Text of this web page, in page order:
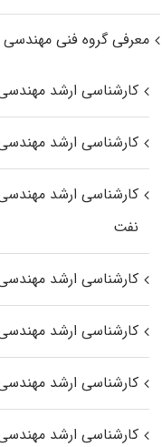
معرفی گروه فنی مهندسی
کارشناسی ارشد
کارشناسی ارشد
کارشناسی ارشد
نفت
کارشناسی ارشد
کارشناسی ارشد
کارشناسی ارشد
کارشناسی ارشد